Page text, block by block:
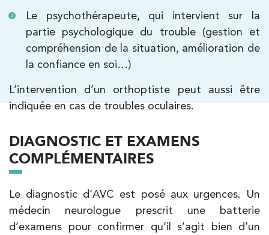
Le psychothérapeute, qui intervient sur la
partie psychologique du trouble (gestion et
compréhension de la situation, amélioration de
la confiance en soi…)
L’intervention d’un orthoptiste peut aussi être
indiquée en cas de troubles oculaires.
DIAGNOSTIC ET EXAMENS
COMPLÉMENTAIRES
Le diagnostic d’AVC est posé aux urgences. Un
médecin neurologue prescrit une batterie
d’examens pour confirmer qu’il s’agit bien d’un